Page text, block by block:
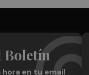
Boletín
en tu email